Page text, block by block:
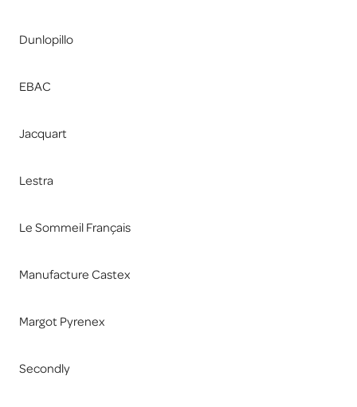
Dunlopillo
EBAC
Jacquart
Lestra
Le Sommeil Français
Manufacture Castex
Margot Pyrenex
Secondly